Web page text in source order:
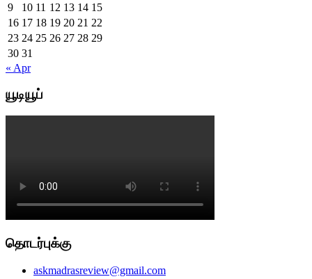
9
10 11 12 13 14 15
16 17 18 19 20 21 22
23 24 25 26 27 28 29
30 31
« Apr
யூடியூப்
தொடர்புக்கு
askmadrasreview@gmail.com